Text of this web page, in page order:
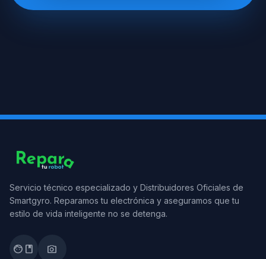
Servicio técnico especializado y Distribuidores Oficiales de
Smartgyro. Reparamos tu electrónica y aseguramos que tu
estilo de vida inteligente no se detenga.
facebook photo_camera